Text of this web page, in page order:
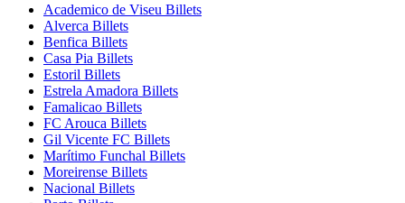
Academico de Viseu Billets
Alverca Billets
Benfica Billets
Casa Pia Billets
Estoril Billets
Estrela Amadora Billets
Famalicao Billets
FC Arouca Billets
Gil Vicente FC Billets
Marítimo Funchal Billets
Moreirense Billets
Nacional Billets